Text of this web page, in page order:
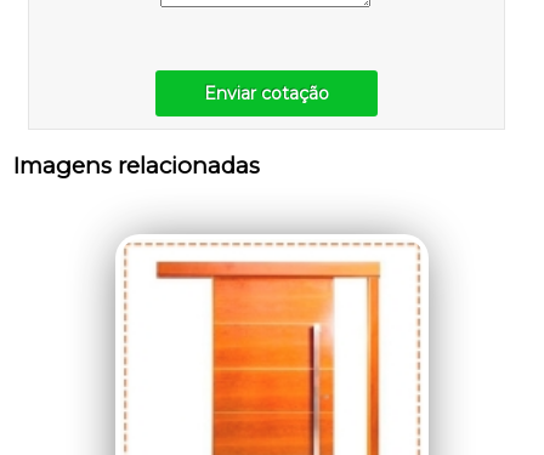
Enviar cotação
Imagens relacionadas